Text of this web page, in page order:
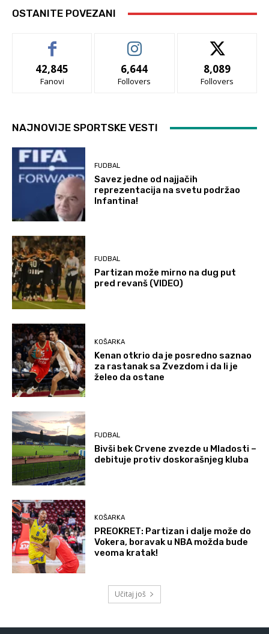
OSTANITE POVEZANI
42,845
Fanovi
6,644
Follovers
8,089
Follovers
NAJNOVIJE SPORTSKE VESTI
FUDBAL
Savez jedne od najjačih
reprezentacija na svetu podržao
Infantina!
FUDBAL
Partizan može mirno na dug put
pred revanš (VIDEO)
KOŠARKA
Kenan otkrio da je posredno saznao
za rastanak sa Zvezdom i da li je
želeo da ostane
FUDBAL
Bivši bek Crvene zvezde u Mladosti –
debituje protiv doskorašnjeg kluba
KOŠARKA
PREOKRET: Partizan i dalje može do
Vokera, boravak u NBA možda bude
veoma kratak!
Učitaj još